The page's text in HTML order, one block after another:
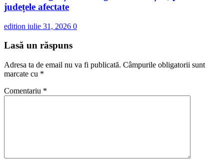
județele afectate
edition iulie 31, 2026 0
Lasă un răspuns
Adresa ta de email nu va fi publicată. Câmpurile obligatorii sunt
marcate cu *
Comentariu *